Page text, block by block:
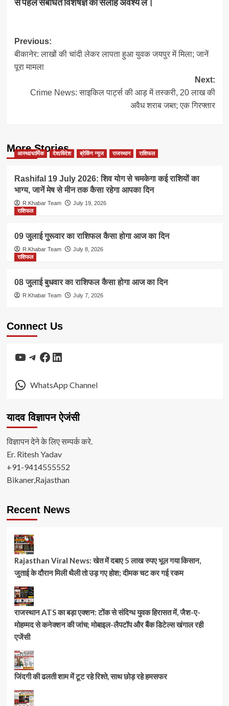
Post
navigation
Previous:
बीकानेर: लाखों की चांदी लेकर लापता हुआ युवक जयपुर में मिला; जानें
पूरा मामला
Next:
Crime News: साइकिल पार्ट्स की आड़ में तस्करी, 20 लाख की
अवैध शराब जब्त; एक गिरफ्तार
More Stories
आस्था/धार्मिक देश/विदेश ब्रेकिंग न्यूज राजस्थान राशिफल
Rashifal 19 July 2026: शिव योग से चमकेगा कई राशियों का
भाग्य, जानें मेष से मीन तक कैसा रहेगा आपका दिन
R.Khabar Team
July 19, 2026
राशिफल
09 जुलाई गुरूवार का राशिफल कैसा होगा आज का दिन
R.Khabar Team
July 8, 2026
राशिफल
08 जुलाई बुधवार का राशिफल कैसा होगा आज का दिन
R.Khabar Team July 7, 2026
Connect Us
YouTube
Telegram
Facebook
LinkedIn
WhatsApp Channel
यादव विज्ञापन ऐजंसी
विज्ञापन देने के लिए सम्पर्क करे.
Er. Ritesh Yadav
+91-9414555552
Bikaner,Rajasthan
Recent News
Rajasthan Viral News: खेत में दबाए 5 लाख रुपए भूल गया किसान,
जुताई के दौरान मिली थैली तो उड़ गए होश; दीमक चट कर गई रकम
राजस्थान ATS का बड़ा एक्शन: टोंक से संदिग्ध युवक हिरासत में, जैश-ए-
मोहम्मद से कनेक्शन की जांच; मोबाइल-लैपटॉप और बैंक डिटेल्स खंगाल रही
एजेंसी
जिंदगी की ढलती शाम में टूट रहे रिश्ते, साथ छोड़ रहे हमसफर